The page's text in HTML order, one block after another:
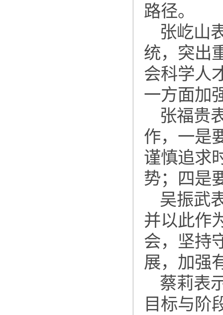
路径。
张屹山
统，突出
会科学人
一方面加
张福贵
作，一是
谨慎追求
势；四是
吴振武
并以此作
会，坚持
展，加强
蔡莉表
目标与阶